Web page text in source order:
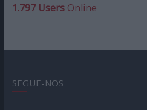
1.797 UsersOnline
SEGUE-NOS